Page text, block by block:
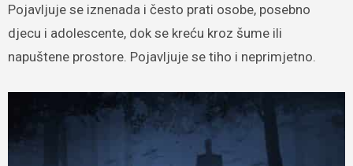
Pojavljuje se iznenada i često prati osobe, posebno
djecu i adolescente, dok se kreću kroz šume ili
napuštene prostore. Pojavljuje se tiho i neprimjetno.